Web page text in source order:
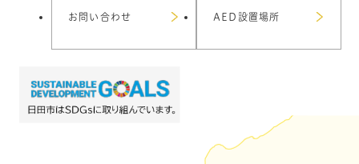
お問い合わせ AED設置場所